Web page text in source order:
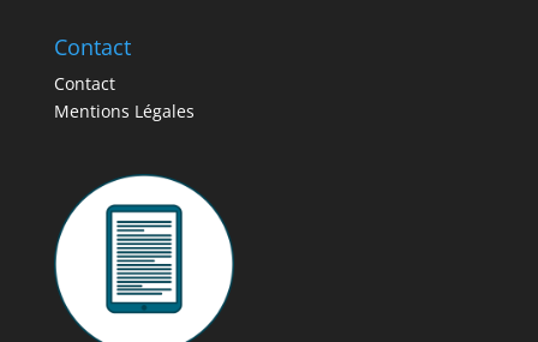
Contact
Contact
Mentions Légales